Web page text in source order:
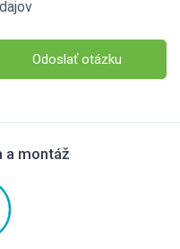
Odoslať otázku
a montáž